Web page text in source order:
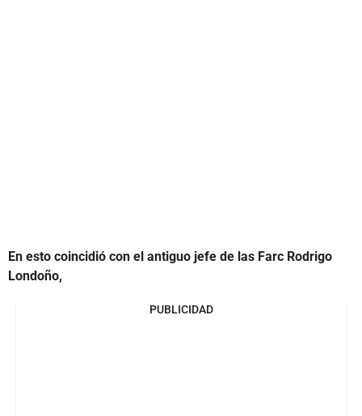
En esto coincidió con el antiguo jefe de las Farc Rodrigo
Londoño,
PUBLICIDAD